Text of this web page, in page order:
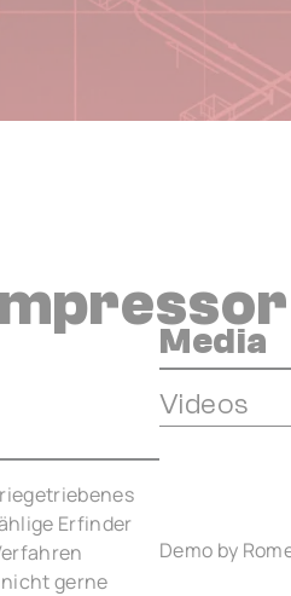
Erfinder
gerne
Media
Videos
Demo by